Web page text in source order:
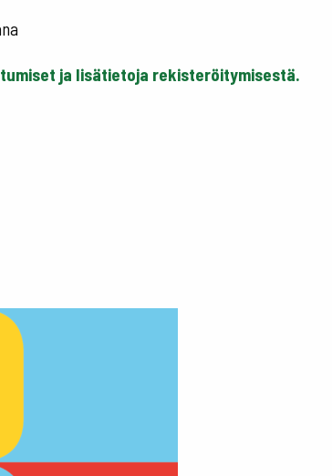
ja lisätietoja rekisteröitymisestä.